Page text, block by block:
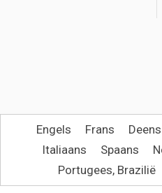
Engels Frans Deens
Italiaans
Spaans
Portugees, Brazilië